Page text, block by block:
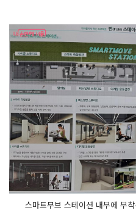
스마트무브 스테이션 내부에 부